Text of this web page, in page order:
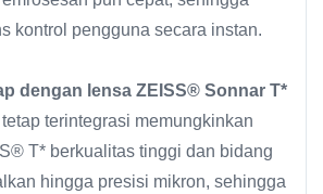
kontrol pengguna secara instan.
dengan lensa ZEISS® Sonnar T*
terintegrasi memungkinkan
T* berkualitas tinggi dan bidang
hingga presisi mikron, sehingga